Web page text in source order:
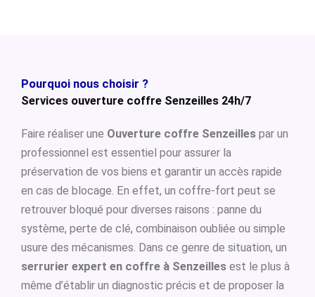
Pourquoi nous choisir ?
Services ouverture coffre Senzeilles 24h/7
Faire réaliser une Ouverture coffre Senzeilles par un
professionnel est essentiel pour assurer la
préservation de vos biens et garantir un accès rapide
en cas de blocage. En effet, un coffre-fort peut se
retrouver bloqué pour diverses raisons : panne du
système, perte de clé, combinaison oubliée ou simple
usure des mécanismes. Dans ce genre de situation, un
serrurier expert en coffre à Senzeilles est le plus à
même d’établir un diagnostic précis et de proposer la